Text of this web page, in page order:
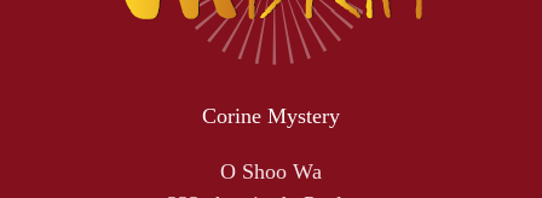
Corine Mystery
O Shoo Wa